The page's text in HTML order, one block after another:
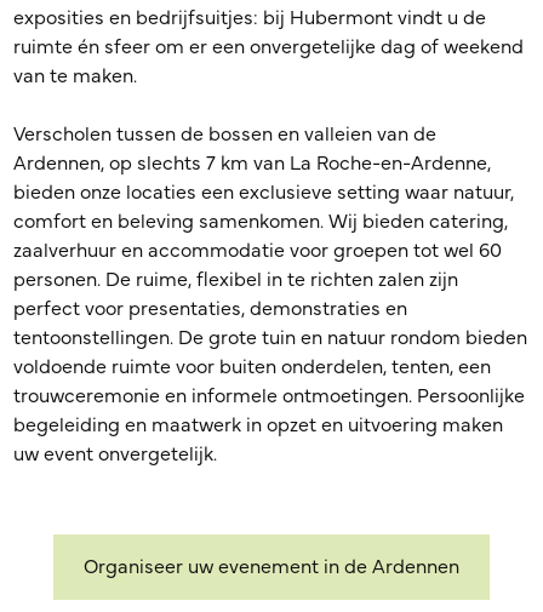
exposities en bedrijfsuitjes: bij Hubermont vindt u de
ruimte én sfeer om er een onvergetelijke dag of weekend
van te maken.
Verscholen tussen de bossen en valleien van de
Ardennen, op slechts 7 km van La Roche-en-Ardenne,
bieden onze locaties een exclusieve setting waar natuur,
comfort en beleving samenkomen. Wij bieden catering,
zaalverhuur en accommodatie voor groepen tot wel 60
personen. De ruime, flexibel in te richten zalen zijn
perfect voor presentaties, demonstraties en
tentoonstellingen. De grote tuin en natuur rondom bieden
voldoende ruimte voor buiten onderdelen, tenten, een
trouwceremonie en informele ontmoetingen. Persoonlijke
begeleiding en maatwerk in opzet en uitvoering maken
uw event onvergetelijk.
Organiseer uw evenement in de Ardennen